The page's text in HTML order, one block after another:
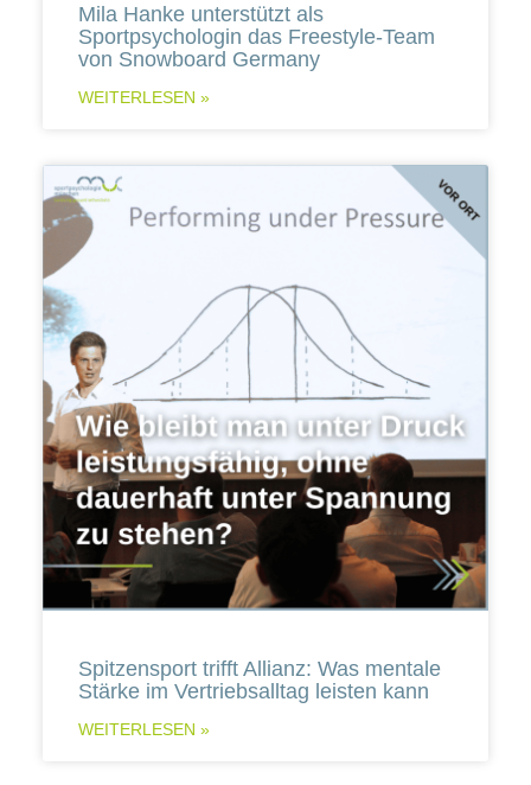
Mila Hanke unterstützt als
Sportpsychologin das Freestyle-Team
von Snowboard Germany
WEITERLESEN »
Spitzensport trifft Allianz: Was mentale
Stärke im Vertriebsalltag leisten kann
WEITERLESEN »